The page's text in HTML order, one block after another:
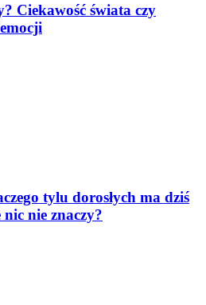
Ciekawość świata czy
tylu dorosłych ma dziś
nic nie znaczy?